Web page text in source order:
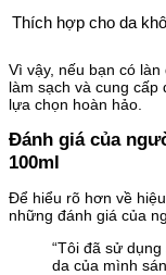
Thích hợp cho da
Vì vậy, nếu bạn có
làm sạch và cung cấp
lựa chọn hoàn hảo.
Đánh giá của
100ml
Để hiểu rõ hơn về
những đánh giá của
“Tôi đã sử
da của mình